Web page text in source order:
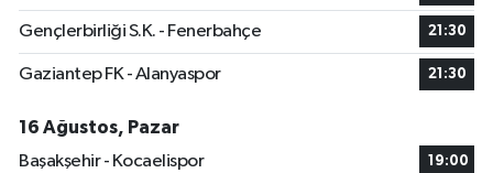
Gençlerbirliği S.K. - Fenerbahçe 21:30
Gaziantep FK - Alanyaspor 21:30
16 Ağustos, Pazar
Başakşehir - Kocaelispor
19:00